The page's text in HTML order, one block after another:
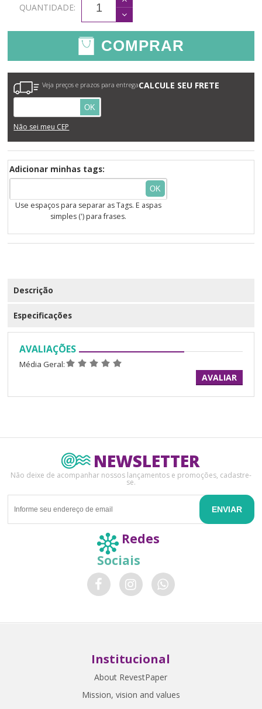
QUANTIDADE:
COMPRAR
CALCULE SEU FRETE
Veja preços e prazos para entrega
OK
Não sei meu CEP
Adicionar minhas tags:
OK
Use espaços para separar as Tags. E aspas
simples (') para frases.
Descrição
Especificações
AVALIAÇÕES
Média Geral:
AVALIAR
NEWSLETTER
Não deixe de acompanhar nossos lançamentos e promoções, cadastre-
se.
ENVIAR
Redes
Sociais
Institucional
About RevestPaper
Mission, vision and values